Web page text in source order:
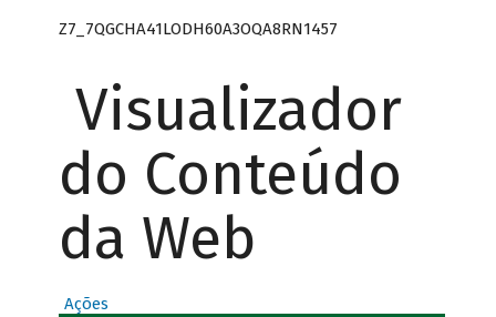
Z7_7QGCHA41LODH60A3OQA8RN1457
Visualizador
do Conteúdo
da Web
Ações